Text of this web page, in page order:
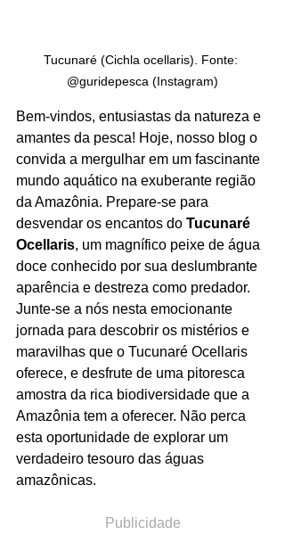
Tucunaré (Cichla ocellaris). Fonte:
@guridepesca (Instagram)
Bem-vindos, entusiastas da natureza e
amantes da pesca! Hoje, nosso blog o
convida a mergulhar em um fascinante
mundo aquático na exuberante região
da Amazônia. Prepare-se para
desvendar os encantos do Tucunaré
Ocellaris, um magnífico peixe de água
doce conhecido por sua deslumbrante
aparência e destreza como predador.
Junte-se a nós nesta emocionante
jornada para descobrir os mistérios e
maravilhas que o Tucunaré Ocellaris
oferece, e desfrute de uma pitoresca
amostra da rica biodiversidade que a
Amazônia tem a oferecer. Não perca
esta oportunidade de explorar um
verdadeiro tesouro das águas
amazônicas.
Publicidade